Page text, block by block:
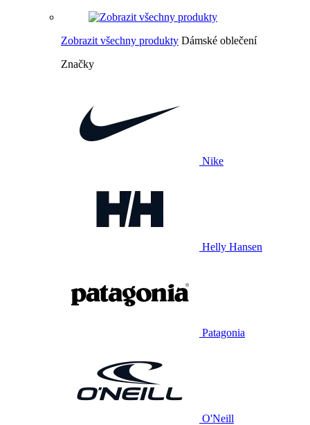
Zobrazit všechny produkty Dámské oblečení
Značky
Nike
Helly Hansen
Patagonia
O'Neill